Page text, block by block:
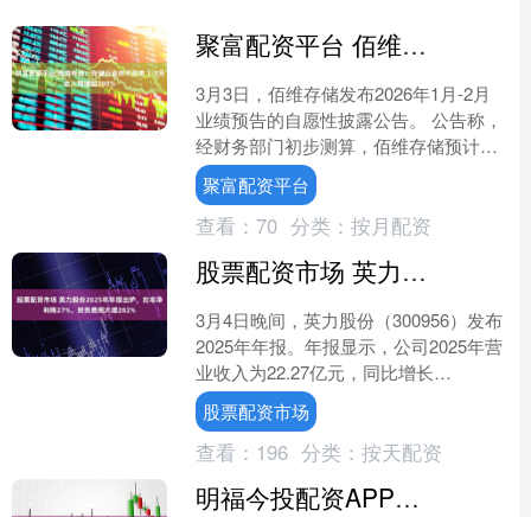
聚富配资平台 佰维存储：存储行业供不应求 1-2月收入预增超300%
3月3日，佰维存储发布2026年1月-2月
业绩预告的自愿性披露公告。 公告称，
经财务部门初步测算，佰维存储预计
2026年1月-2月实现营业收入40亿元至
45亿元....
聚富配资平台
查看： 70 分类： 按月配资
股票配资市场 英力股份2025年年报出炉，扣非净利降27%，财务费用大增282%
3月4日晚间，英力股份（300956）发布
2025年年报。年报显示，公司2025年营
业收入为22.27亿元，同比增长
20.83%；归母净利润为1311.67万元....
股票配资市场
查看： 196 分类： 按天配资
明福今投配资APP下载 2月A股日均开户18万！杠杆资金入市热情不减